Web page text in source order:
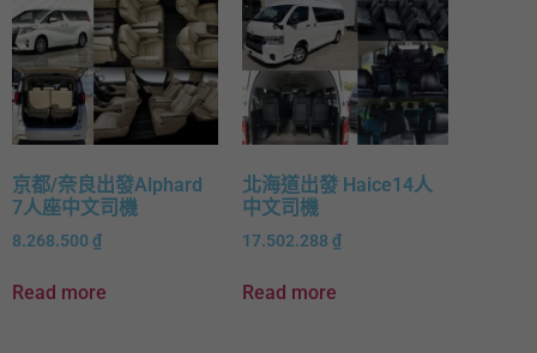
京都/奈良出發Alphard
7人座中文司機
8.268.500 ₫
Read more
北海道出發 Haice14人
中文司機
17.502.288 ₫
Read more